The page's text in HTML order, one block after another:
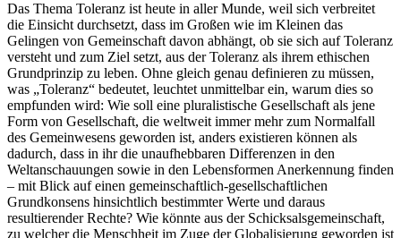
Das Thema Toleranz ist heute in aller Munde, weil sich verbreitet
die Einsicht durchsetzt, dass im Großen wie im Kleinen das
Gelingen von Gemeinschaft davon abhängt, ob sie sich auf Toleranz
versteht und zum Ziel setzt, aus der Toleranz als ihrem ethischen
Grundprinzip zu leben. Ohne gleich genau definieren zu müssen,
was „Toleranz“ bedeutet, leuchtet unmittelbar ein, warum dies so
empfunden wird: Wie soll eine pluralistische Gesellschaft als jene
Form von Gesellschaft, die weltweit immer mehr zum Normalfall
des Gemeinwesens geworden ist, anders existieren können als
dadurch, dass in ihr die unaufhebbaren Differenzen in den
Weltanschauungen sowie in den Lebensformen Anerkennung finden
– mit Blick auf einen gemeinschaftlich-gesellschaftlichen
Grundkonsens hinsichtlich bestimmter Werte und daraus
resultierender Rechte? Wie könnte aus der Schicksalsgemeinschaft,
zu welcher die Menschheit im Zuge der Globalisierung geworden ist